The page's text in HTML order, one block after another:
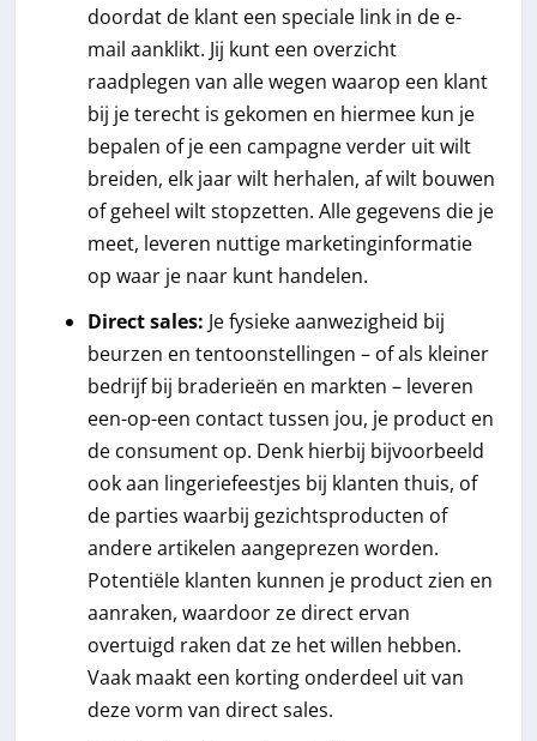
doordat de klant een speciale link in de e-
mail aanklikt. Jij kunt een overzicht
raadplegen van alle wegen waarop een klant
bij je terecht is gekomen en hiermee kun je
bepalen of je een campagne verder uit wilt
breiden, elk jaar wilt herhalen, af wilt bouwen
of geheel wilt stopzetten. Alle gegevens die je
meet, leveren nuttige marketinginformatie
op waar je naar kunt handelen.
Direct sales: Je fysieke aanwezigheid bij
beurzen en tentoonstellingen – of als kleiner
bedrijf bij braderieën en markten – leveren
een-op-een contact tussen jou, je product en
de consument op. Denk hierbij bijvoorbeeld
ook aan lingeriefeestjes bij klanten thuis, of
de parties waarbij gezichtsproducten of
andere artikelen aangeprezen worden.
Potentiële klanten kunnen je product zien en
aanraken, waardoor ze direct ervan
overtuigd raken dat ze het willen hebben.
Vaak maakt een korting onderdeel uit van
deze vorm van direct sales.